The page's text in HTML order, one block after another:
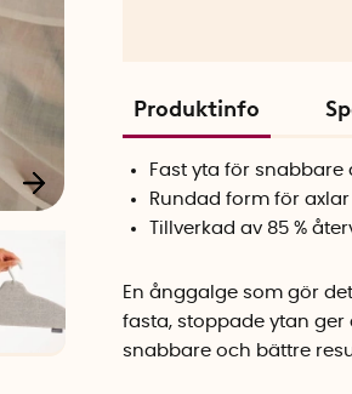
Produktinfo
Fast yta för
Rundad form för
Tillverkad av 85 %
En ånggalge som gör
fasta, stoppade ytan
snabbare och bättre